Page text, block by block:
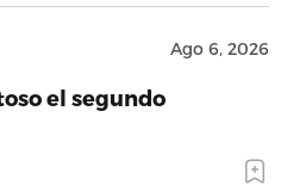
Ago 6, 2026
el segundo